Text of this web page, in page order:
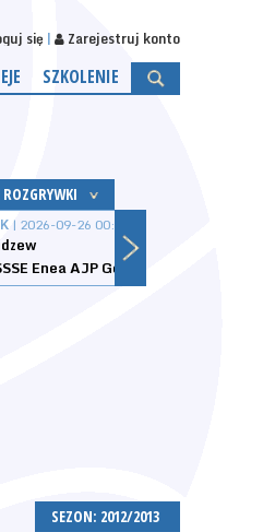
się Zarejestruj konto
SZKOLENIE
| 2026-09-26 00:00
SEZON: 2012/2013